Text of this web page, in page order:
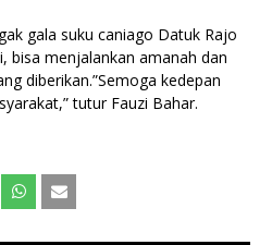
gala suku caniago Datuk Rajo
bisa menjalankan amanah dan
diberikan.”Semoga kedepan
tutur Fauzi Bahar.